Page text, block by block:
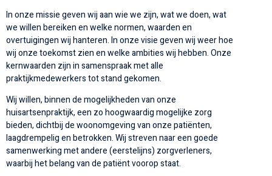
In onze missie geven wij aan wie we zijn, wat we doen, wat
we willen bereiken en welke normen, waarden en
overtuigingen wij hanteren. In onze visie geven wij weer hoe
wij onze toekomst zien en welke ambities wij hebben. Onze
kernwaarden zijn in samenspraak met alle
praktijkmedewerkers tot stand gekomen.
Wij willen, binnen de mogelijkheden van onze
huisartsenpraktijk, een zo hoogwaardig mogelijke zorg
bieden, dichtbij de woonomgeving van onze patiënten,
laagdrempelig en betrokken. Wij streven naar een goede
samenwerking met andere (eerstelijns) zorgverleners,
waarbij het belang van de patiënt voorop staat.